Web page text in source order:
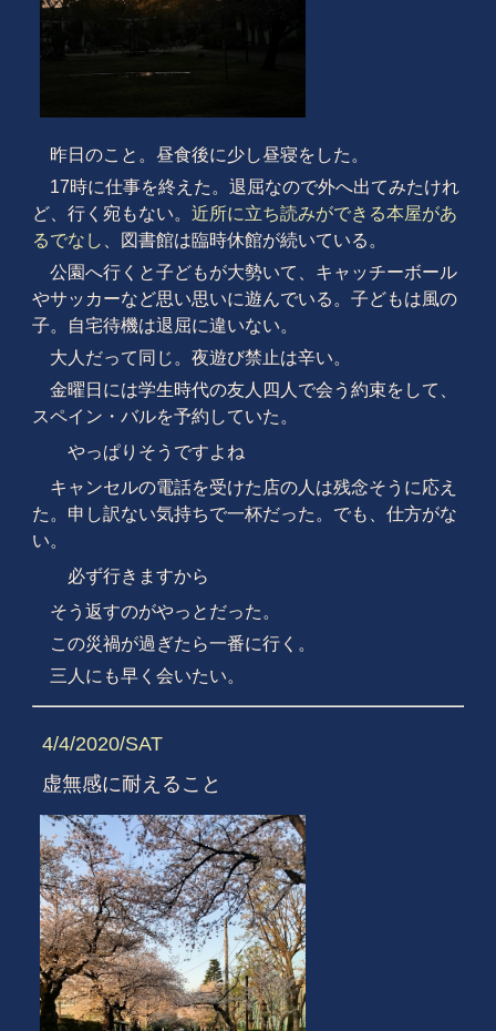
昨日のこと。昼食後に少し昼寝をした。
17時に仕事を終えた。退屈なので外へ出てみたけれ
ど、行く宛もない。 近所に立ち読みができる本屋があ
るでなし
、図書館は臨時休館が続いている。
公園へ行くと子どもが大勢いて、キャッチーボール
やサッカーなど思い思いに遊んでいる。子どもは風の
子。自宅待機は退屈に違いない。
大人だって同じ。夜遊び禁止は辛い。
金曜日には学生時代の友人四人で会う約束をして、
スペイン・バルを予約していた。
やっぱりそうですよね
キャンセルの電話を受けた店の人は残念そうに応え
た。申し訳ない気持ちで一杯だった。でも、仕方がな
い。
必ず行きますから
そう返すのがやっとだった。
この災禍が過ぎたら一番に行く。
三人にも早く会いたい。
4/4/2020/SAT
虚無感に耐えること